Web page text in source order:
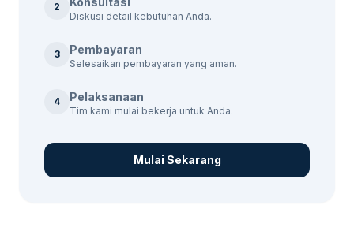
2
Diskusi detail kebutuhan Anda.
3 Pembayaran
Selesaikan pembayaran yang aman.
4 Pelaksanaan
Tim kami mulai bekerja untuk Anda.
Mulai Sekarang